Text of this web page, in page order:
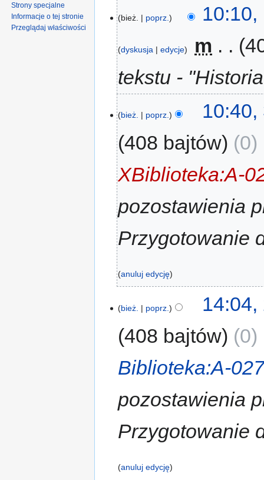
bież. poprz. 10:10,
dyskusja edycje m
tekstu -
bież. poprz.
10:40,
408 bajtów
0
XBiblioteka:A-
pozostawienia
Przygotowanie
anuluj edycję
bież. poprz.
14:04,
408 bajtów
0
Biblioteka:A-
pozostawienia
Przygotowanie
anuluj edycję
Strony specjalne
Informacje o tej stronie
Przeglądaj właściwości